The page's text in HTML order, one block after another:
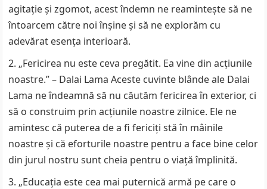
agitație și zgomot, acest îndemn ne reamintește să ne
întoarcem către noi înșine și să ne explorăm cu
adevărat esența interioară.
„Fericirea nu este ceva pregătit. Ea vine din acțiunile
noastre.” – Dalai Lama Aceste cuvinte blânde ale Dalai
Lama ne îndeamnă să nu căutăm fericirea în exterior, ci
să o construim prin acțiunile noastre zilnice. Ele ne
amintesc că puterea de a fi fericiți stă în mâinile
noastre și că eforturile noastre pentru a face bine celor
din jurul nostru sunt cheia pentru o viață împlinită.
„Educația este cea mai puternică armă pe care o